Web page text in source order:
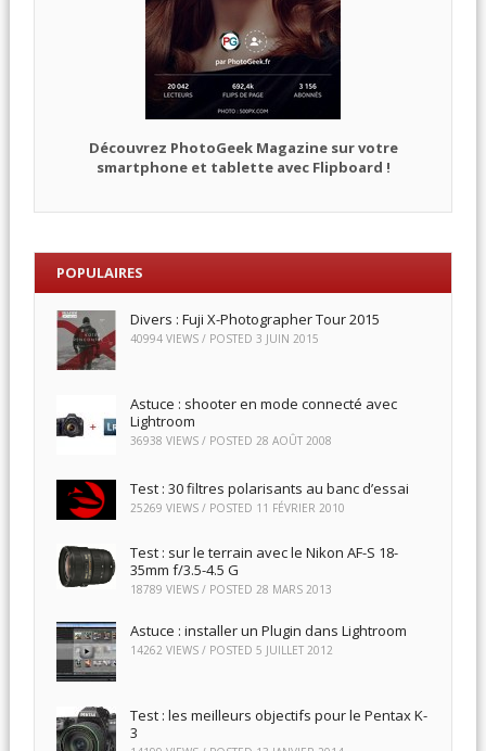
Découvrez PhotoGeek Magazine sur votre
smartphone et tablette avec Flipboard !
POPULAIRES
Divers : Fuji X-Photographer Tour 2015
40994 VIEWS / POSTED 3 JUIN 2015
Astuce : shooter en mode connecté avec
Lightroom
36938 VIEWS / POSTED 28 AOÛT 2008
Test : 30 filtres polarisants au banc d’essai
25269 VIEWS / POSTED 11 FÉVRIER 2010
Test : sur le terrain avec le Nikon AF-S 18-
35mm f/3.5-4.5 G
18789 VIEWS / POSTED 28 MARS 2013
Astuce : installer un Plugin dans Lightroom
14262 VIEWS / POSTED 5 JUILLET 2012
Test : les meilleurs objectifs pour le Pentax K-
3